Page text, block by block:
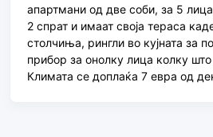
апартмани од две соби, за 5
2 спрат и имаат своја тераса
столчиња, рингли во кујната за
прибор за онолку лица колку што
Климата се доплаќа 7 евра од